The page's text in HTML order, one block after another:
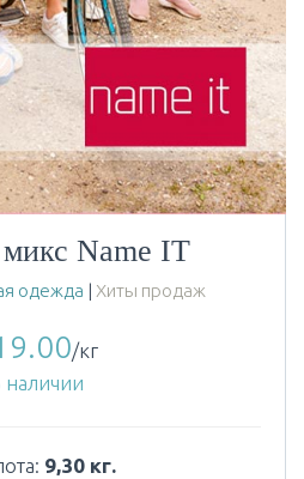
Name IT
одежда | Хиты продаж
/кг
наличии
9,30 кг.